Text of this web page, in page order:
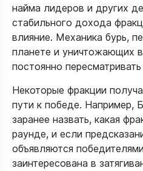
найма лидеров и других
стабильного дохода
влияние. Механика бурь,
планете и уничтожающих
постоянно
Некоторые фракции
пути к победе. Например,
заранее назвать, какая
раунде, и если
объявляются
заинтересована в